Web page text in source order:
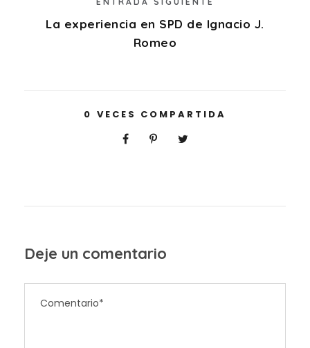
La experiencia en SPD de Ignacio J.
Romeo
0 VECES COMPARTIDA
Deje un comentario